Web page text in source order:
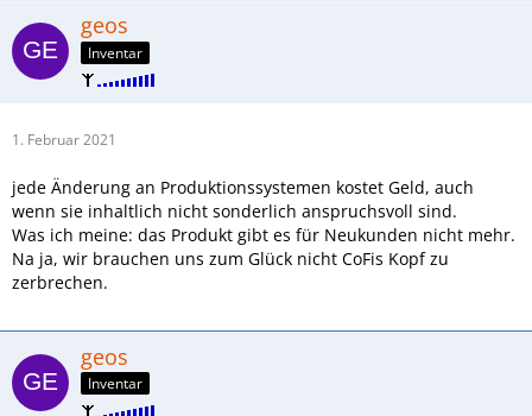
geos
Inventar
1. Februar 2021
jede Änderung an Produktionssystemen kostet Geld, auch
wenn sie inhaltlich nicht sonderlich anspruchsvoll sind.
Was ich meine: das Produkt gibt es für Neukunden nicht mehr.
Na ja, wir brauchen uns zum Glück nicht CoFis Kopf zu
zerbrechen.
geos
Inventar